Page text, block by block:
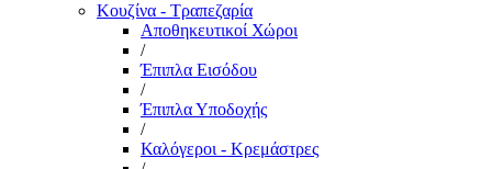
Κουζίνα - Τραπεζαρία
Αποθηκευτικοί Χώροι
/
Έπιπλα Εισόδου
/
Έπιπλα Υποδοχής
/
Καλόγεροι - Κρεμάστρες